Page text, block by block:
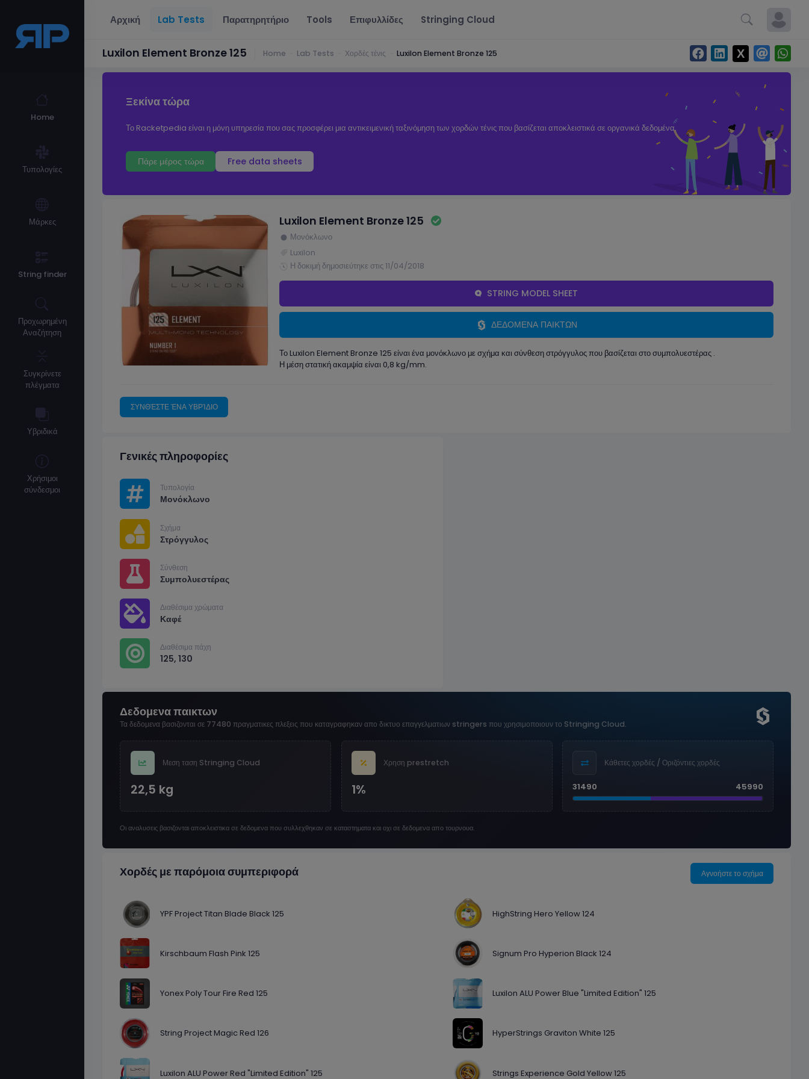
Home
Τυπολογίες
Μάρκες
String finder
Προχωρημένη
Αναζήτηση
Συγκρίνετε
πλέγματα
Υβριδικά
Χρήσιμοι
σύνδεσμοι
Αρχική Lab Tests Παρατηρητήριο Tools Επιφυλλίδες Stringing Cloud
Luxilon Element Bronze 125 Home Lab Tests Χορδές τένις Luxilon Element Bronze 125
Ξεκίνα τώρα
Το Racketpedia είναι η μόνη υπηρεσία που σας προσφέρει μια αντικειμενική ταξινόμηση των χορδών τένις που βασίζεται αποκλειστικά σε οργανικά δεδομένα.
Πάρε μέρος τώρα Free data sheets
Luxilon Element Bronze 125
Μονόκλωνο
Luxilon
Η δοκιμή δημοσιεύτηκε στις 11/04/2018
STRING MODEL SHEET
ΔΕΔΟΜΕΝΑ ΠΑΙΚΤΩΝ
Το Luxilon Element Bronze 125 είναι ένα μονόκλωνο με σχήμα και σύνθεση στρόγγυλος που βασίζεται στο συμπολυεστέρας .
Η μέση στατική ακαμψία είναι 0,8 kg/mm.
ΣΥΝΘΈΣΤΕ ΈΝΑ ΥΒΡΊΔΙΟ
Γενικές πληροφορίες
Τυπολογία
Μονόκλωνο
Σχήμα
Στρόγγυλος
Σύνθεση
Συμπολυεστέρας
Διαθέσιμα χρώματα
Καφέ
Διαθέσιμα πάχη
125, 130
Δεδομενα παικτων
Τα δεδομενα βασιζονται σε 77480 πραγματικες πλεξεις που καταγραφηκαν απο δικτυο επαγγελματιων stringers που χρησιμοποιουν το Stringing Cloud.
Μεση ταση Stringing Cloud
22,5 kg
Χρηση prestretch
1%
Κάθετες χορδές / Οριζόντιες χορδές
31490 45990
Οι αναλυσεις βασιζονται αποκλειστικα σε δεδομενα που συλλεχθηκαν σε καταστηματα και οχι σε δεδομενα απο τουρνουα.
Χορδές με παρόμοια συμπεριφορά Αγνοήστε το σχήμα
YPF Project Titan Blade Black 125 HighString Hero Yellow 124
Kirschbaum Flash Pink 125 Signum Pro Hyperion Black 124
Yonex Poly Tour Fire Red 125 Luxilon ALU Power Blue "Limited Edition" 125
String Project Magic Red 126 HyperStrings Graviton White 125
Luxilon ALU Power Red "Limited Edition" 125 Strings Experience Gold Yellow 125